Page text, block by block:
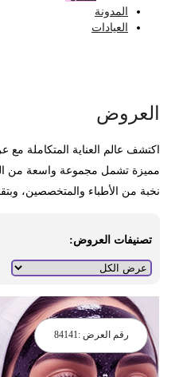
المدونة
العيادات
عالم العناية المتكاملة مع
تشمل مجموعة واسعة من
من الأطباء والمتخصصين،
تصنيفات العروض:
رقم العرض :84141